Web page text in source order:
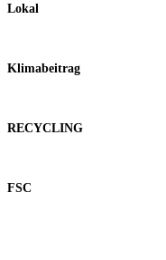
Lokal
Klimabeitrag
RECYCLING
FSC